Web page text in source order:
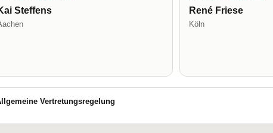
Steffens René Friese
Köln
Vertretungsregelung